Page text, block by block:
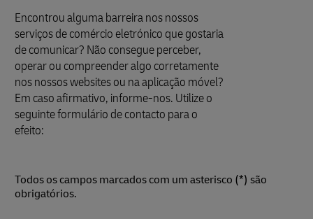
Encontrou alguma barreira nos nossos
serviços de comércio eletrónico que gostaria
de comunicar? Não consegue perceber,
operar ou compreender algo corretamente
nos nossos websites ou na aplicação móvel?
Em caso afirmativo, informe-nos. Utilize o
seguinte formulário de contacto para o
efeito:
Todos os campos marcados com um asterisco (*) são
obrigatórios.